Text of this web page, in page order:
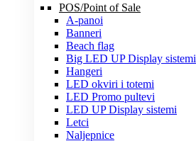
POS/Point of Sale
A-panoi
Banneri
Beach flag
Big LED UP Display sistemi
Hangeri
LED okviri i totemi
LED Promo pultevi
LED UP Display sistemi
Letci
Naljepnice